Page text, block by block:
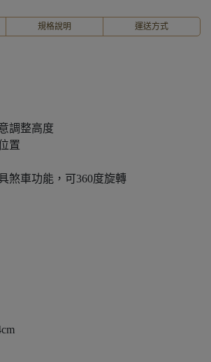
規格說明 運送方式
調整高度
置
煞車功能，可360度旋轉